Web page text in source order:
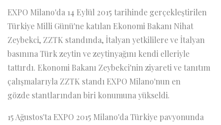
EXPO Milano'da 14 Eylül 2015 tarihinde gerçekleştirilen
Türkiye Milli Günü'ne katılan Ekonomi Bakanı Nihat
Zeybekci, ZZTK standında, İtalyan yetkililere ve İtalyan
basınına Türk zeytin ve zeytinyağını kendi elleriyle
tattırdı. Ekonomi Bakanı Zeybekci'nin ziyareti ve tanıtım
çalışmalarıyla ZZTK standı EXPO Milano'nun en
gözde stantlarından biri konumuna yükseldi.
15 Ağustos'ta EXPO 2015 Milano'da Türkiye pavyonunda